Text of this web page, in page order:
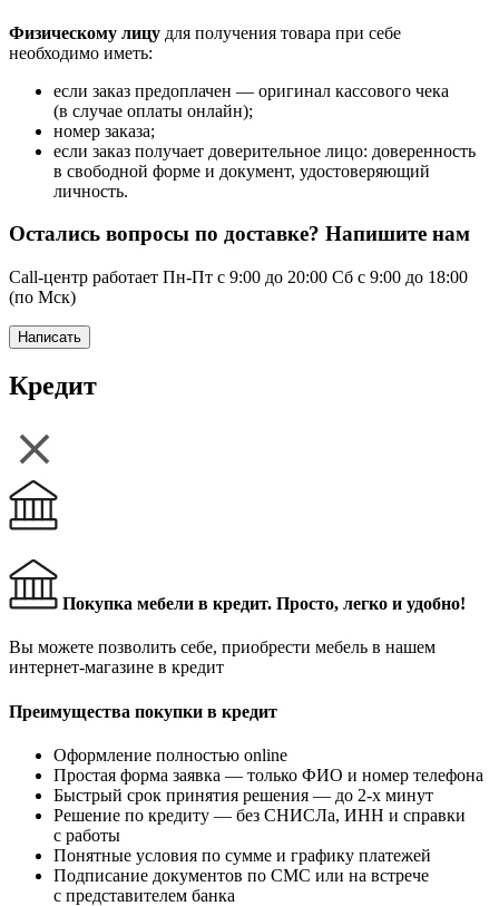
Физическому лицу для получения товара при себе
необходимо иметь:
если заказ предоплачен — оригинал кассового чека
(в случае оплаты онлайн);
номер заказа;
если заказ получает доверительное лицо: доверенность
в свободной форме и документ, удостоверяющий
личность.
Остались вопросы по доставке? Напишите нам
Call-центр работает Пн-Пт с 9:00 до 20:00 Сб с 9:00 до 18:00
(по Мск)
Написать
Кредит
Покупка мебели в кредит. Просто, легко и удобно!
Вы можете позволить себе, приобрести мебель в нашем
интернет-магазине в кредит
Преимущества покупки в кредит
Оформление полностью online
Простая форма заявка — только ФИО и номер телефона
Быстрый срок принятия решения — до 2-х минут
Решение по кредиту — без СНИСЛа, ИНН и справки
с работы
Понятные условия по сумме и графику платежей
Подписание документов по СМС или на встрече
с представителем банка